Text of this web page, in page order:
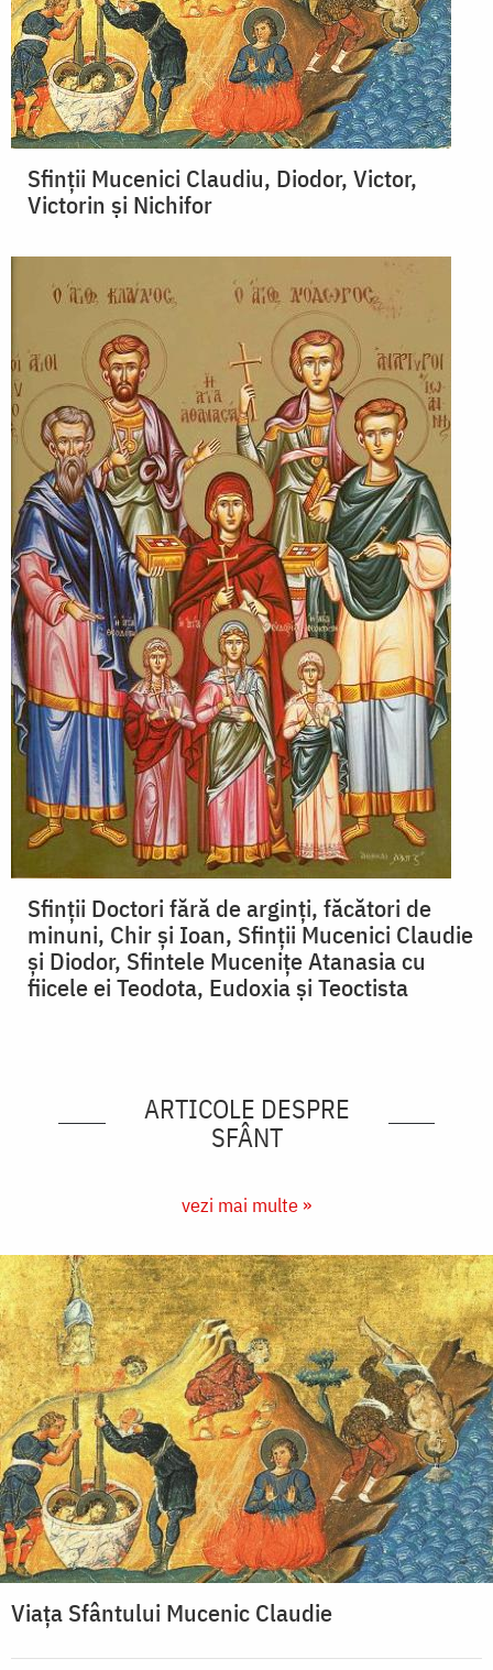
Sfinții Mucenici Claudiu, Diodor, Victor,
Victorin și Nichifor
Sfinții Doctori fără de arginți, făcători de
minuni, Chir și Ioan, Sfinții Mucenici Claudie
și Diodor, Sfintele Mucenițe Atanasia cu
fiicele ei Teodota, Eudoxia și Teoctista
ARTICOLE DESPRE
SFÂNT
vezi mai multe »
Viaţa Sfântului Mucenic Claudie